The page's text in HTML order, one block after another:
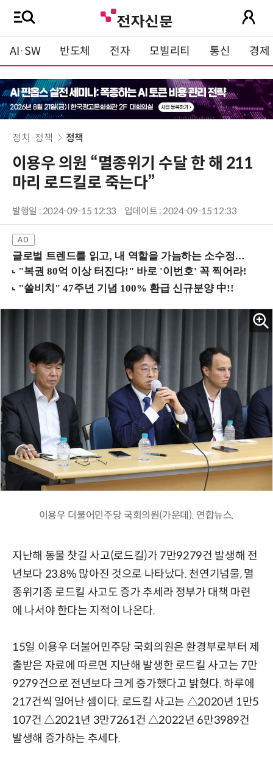
AI·SW 반도체 전자 모빌리티 통신 경제
정치·정책 정책
이용우 의원 “멸종위기 수달 한 해 211
마리 로드킬로 죽는다”
발행일 : 2024-09-15 12:33 업데이트 : 2024-09-15 12:33
글로벌 트렌드를 읽고, 내 역할을 가늠하는 소수정예 실습 워크숍 (8/28 신논현역)
이용우 더불어민주당 국회의원(가운데). 연합뉴스.
지난해 동물 찻길 사고(로드킬)가 7만9279건 발생해 전
년보다 23.8% 많아진 것으로 나타났다. 천연기념물, 멸
종위기종 로드킬 사고도 증가 추세라 정부가 대책 마련
에 나서야 한다는 지적이 나온다.
15일 이용우 더불어민주당 국회의원은 환경부로부터 제
출받은 자료에 따르면 지난해 발생한 로드킬 사고는 7만
9279건으로 전년보다 크게 증가했다고 밝혔다. 하루에
217건씩 일어난 셈이다. 로드킬 사고는 △2020년 1만5
107건 △2021년 3만7261건 △2022년 6만3989건
발생해 증가하는 추세다.